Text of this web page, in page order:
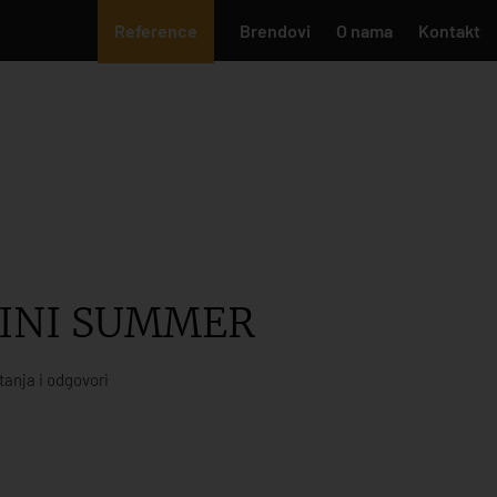
Reference Brendovi O nama Kontakt
SUMMER
i odgovori